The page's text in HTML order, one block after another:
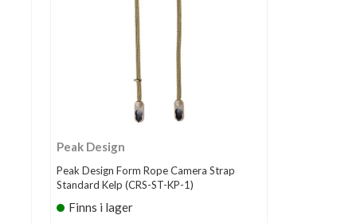
Peak Design
Peak Design Form Rope Camera Strap
Standard Kelp (CRS-ST-KP-1)
Finns i lager